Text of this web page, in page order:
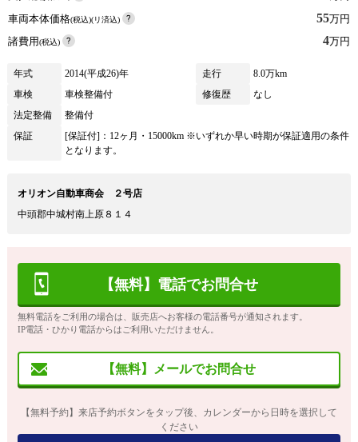
車両本体価格(税込)(リ済込) 55万円
諸費用(税込) 4万円
年式 2014(平成26)年 走行
8.0万km
車検
車検整備付 修復歴
なし
法定整備
整備付
保証
[保証付]：12ヶ月・15000km ※いずれか早い時期が保証適用の条件
となります。
オリオン自動車商会 ２号店
中頭郡中城村南上原８１４
【無料】電話でお問合せ
無料電話をご利用の場合は、販売店へお客様の電話番号が通知されます。
IP電話・ひかり電話からはご利用いただけません。
【無料】メールでお問合せ
【無料予約】来店予約ボタンをタップ後、カレンダーから日時を選択して
ください